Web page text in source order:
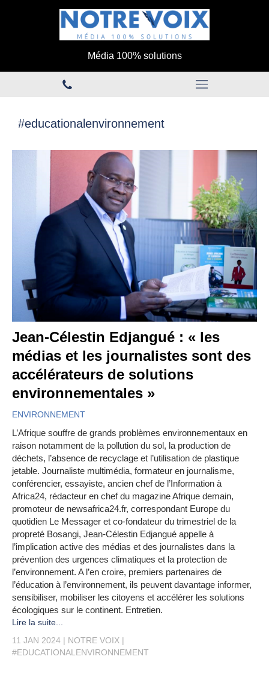
Média 100% solutions
#educationalenvironnement
Jean-Célestin Edjangué : « les
médias et les journalistes sont des
accélérateurs de solutions
environnementales »
ENVIRONNEMENT
L’Afrique souffre de grands problèmes environnementaux en
raison notamment de la pollution du sol, la production de
déchets, l’absence de recyclage et l’utilisation de plastique
jetable. Journaliste multimédia, formateur en journalisme,
conférencier, essayiste, ancien chef de l’Information à
Africa24, rédacteur en chef du magazine Afrique demain,
promoteur de newsafrica24.fr, correspondant Europe du
quotidien Le Messager et co-fondateur du trimestriel de la
propreté Bosangi, Jean-Célestin Edjangué appelle à
l’implication active des médias et des journalistes dans la
prévention des urgences climatiques et la protection de
l’environnement. A l’en croire, premiers partenaires de
l’éducation à l’environnement, ils peuvent davantage informer,
sensibiliser, mobiliser les citoyens et accélérer les solutions
écologiques sur le continent. Entretien.
Lire la suite...
11 JAN 2024
NOTRE VOIX
#EDUCATIONALENVIRONNEMENT